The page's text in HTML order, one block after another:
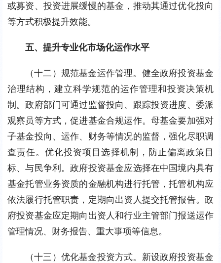
或募资、投资进展缓慢的基金，推动其通过优化投向
等方式积极提升效能。
五、提升专业化市场化运作水平
（十二）规范基金运作管理。健全政府投资基金
治理结构，建立科学规范的运作管理和投资决策机
制。政府部门可通过监督投向、跟踪投资进度、委派
观察员等方式，促进基金合规运作。母基金要加强对
子基金投向、运作、财务等情况的监督，强化尽职调
查责任。优化投资项目选择机制，防止偏离政策目
标、与民争利。政府投资基金应选择在中国境内具有
基金托管业务资质的金融机构进行托管，托管机构应
依法履行托管职责，定期向出资人提交托管报告。政
府投资基金应定期向出资人和行业主管部门报送运作
管理情况、财务报告、重大事项等信息。
（十三）优化基金投资方式。新设政府投资基金